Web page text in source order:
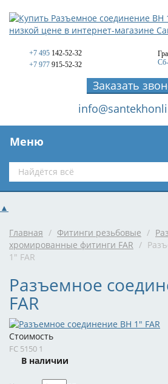
+7 495 142-52-32
+7 977 915-52-32
Заказать
Меню
▲
Главная / Фитинги резьбовые /
хромированные фитинги FAR /
1" FAR
Разъемное
FAR
Стоимость
FC 5150 1
В наличии